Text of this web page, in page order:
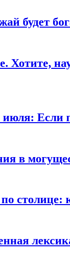
будет
Хотите,
Если
в